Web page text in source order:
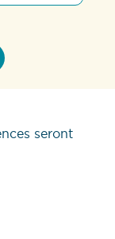
seront